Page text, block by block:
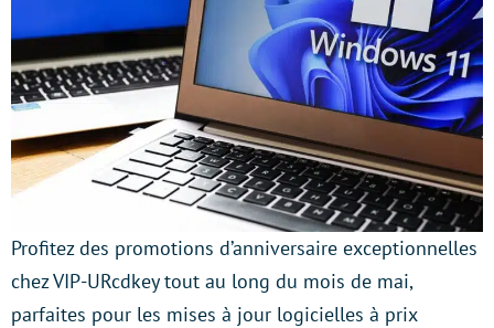
Profitez des promotions d’anniversaire exceptionnelles
chez VIP-URcdkey tout au long du mois de mai,
parfaites pour les mises à jour logicielles à prix